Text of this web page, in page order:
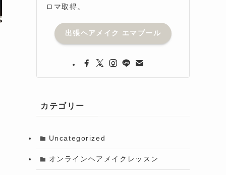
ロマ取得。
出張ヘアメイク エマブール
カテゴリー
Uncategorized
オンラインヘアメイクレッスン